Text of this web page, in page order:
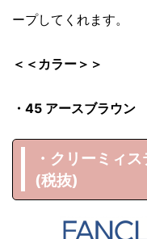
ープしてくれます。
＜＜カラー＞＞
・45 アースブラウン
・クリーミィ
(税抜)